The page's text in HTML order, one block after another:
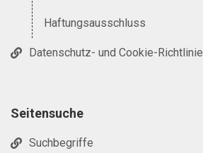
Haftungsausschluss
Datenschutz- und Cookie-Richtlinie
Seitensuche
Suchbegriffe